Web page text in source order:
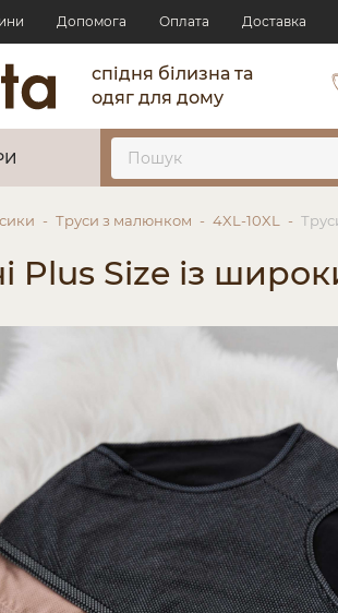
Допомога Оплата Доставка
спідня білизна та
одяг для дому
Труси з малюнком 4XL-10XL
Plus Size із